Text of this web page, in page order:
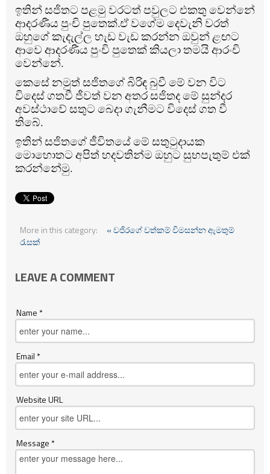
ඉතින් සජිතට පළමු වරටත් පවුලට එකතු වෙන්නේ
ආදරණීය පුංචි පුතෙක්.ඒ වගේම දෙවැනි වරත්
ඔහුගේ කැදැල්ල හැඩ වැඩ කරන්න ඔවුන් ළඟට
ආවෙ ආදරණීය පුංචි පුතෙක් කියලා තමයි ආරංචි
වෙන්නේ.
කෙසේ නමුත් සජිතගේ බිරිඳ බුවී මේ වන විට
විදෙස් ගතවී ජීවත් වන අතර සජිතද මේ සුන්දර
අවස්ථාවේ සතුට බෙදා ගැනීමට විදෙස් ගත වී
තිබේ.
ඉතින් සජිතගේ ජීවිතයේ මේ සතුටුදායක
මොහොතට අපිත් හදවතින්ම ඔහුට සුභපැතුම් එක්
කරන්නේමු.
More in this category:
« වජිරගේ වත්කම් විමසන්න ඇමතුම්
රැසක්
LEAVE A COMMENT
Name *
Email *
Website URL
Message *